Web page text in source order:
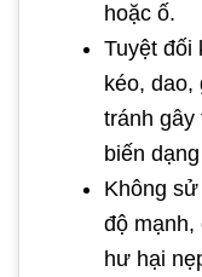
hoặc ố.
Tuyệt đối
kéo,
tránh gây
biến
Không
độ mạnh,
hư hại